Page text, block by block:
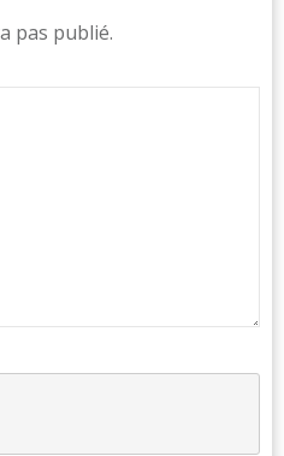
pas publié.